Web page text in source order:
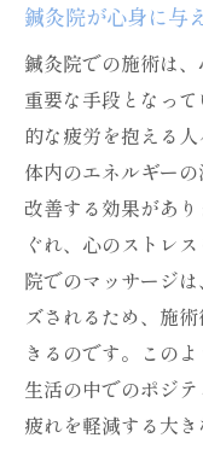
一人ひと
鍼と灸の
慢性的な
名古屋市
自然治癒
施術後の
働き盛りの40
40代特有
鍼と灸の
働き盛り
名古屋市
鍼灸院が心身に与
鍼灸院での施術は
重要な手段となっ
的な疲労を抱える人
体内のエネルギー
改善する効果があ
ぐれ、心のストレ
院でのマッサージ
ズされるため、施
きるのです。この
生活の中でのポジ
疲れを軽減する大き